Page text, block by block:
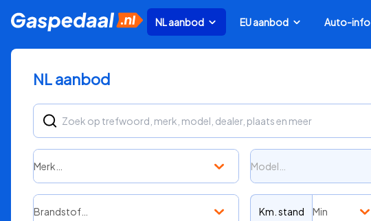
NL aanbod EU aanbod Auto-info
NL aanbod
Merk… Model…
Brandstof… Km. stand Min